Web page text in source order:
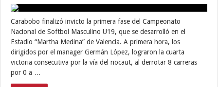
Carabobo finalizó invicto la primera fase del Campeonato
Nacional de Softbol Masculino U19, que se desarrolló en el
Estadio “Martha Medina” de Valencia. A primera hora, los
dirigidos por el manager Germán López, lograron la cuarta
victoria consecutiva por la vía del nocaut, al derrotar 8 carreras
por 0 a …